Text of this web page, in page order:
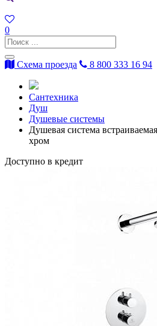
0
Схема проезда 8 800 333 16 94
Сантехника
Душ
Душевые системы
Душевая система
хром
Доступно в кредит